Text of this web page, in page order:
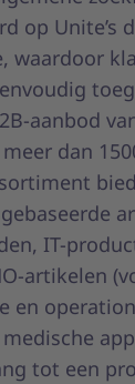
op Unite’s
waardoor
aanbod
dan
IT-
artikelen
en
tot een